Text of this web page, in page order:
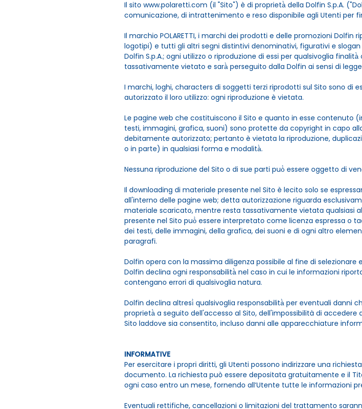
Il sito www.polaretti.com (il "Sito") è di proprietà̀ della Dolfin S.p.A.
comunicazione, di intrattenimento e reso disponibile agli Utenti per
Il marchio POLARETTI, i marchi dei prodotti e delle promozioni Dolfin
logotipi) e tutti gli altri segni distintivi denominativi, figurativi e
Dolfin S.p.A.; ogni utilizzo o riproduzione di essi per qualsivoglia
tassativamente vietato e sarà̀ perseguito dalla Dolfin ai sensi di
I marchi, loghi, characters di soggetti terzi riprodotti sul Sito sono di
autorizzato il loro utilizzo: ogni riproduzione è vietata.
Le pagine web che costituiscono il Sito e quanto in esse contenuto
testi, immagini, grafica, suoni) sono protette da copyright in capo
debitamente autorizzato; pertanto è vietata la riproduzione,
o in parte) in qualsiasi forma e modalità̀.
Nessuna riproduzione del Sito o di sue parti può̀ essere oggetto di
Il downloading di materiale presente nel Sito è lecito solo se
all'interno delle pagine web; detta autorizzazione riguarda
materiale scaricato, mentre resta tassativamente vietata qualsiasi
presente nel Sito può̀ essere interpretato come licenza espressa o
dei testi, delle immagini, della grafica, dei suoni e di ogni altro
paragrafi.
Dolfin opera con la massima diligenza possibile al fine di
Dolfin declina ogni responsabilità̀ nel caso in cui le informazioni
contengano errori di qualsivoglia natura.
Dolfin declina altresì̀ qualsivoglia responsabilità̀ per eventuali danni
proprietà̀ a seguito dell'accesso al Sito, dell'impossibilità di
Sito laddove sia consentito, incluso danni alle apparecchiature
INFORMATIVE
Per esercitare i propri diritti, gli Utenti possono indirizzare una
documento. La richiesta può essere depositata gratuitamente e il
ogni caso entro un mese, fornendo all’Utente tutte le informazioni
Eventuali rettifiche, cancellazioni o limitazioni del trattamento